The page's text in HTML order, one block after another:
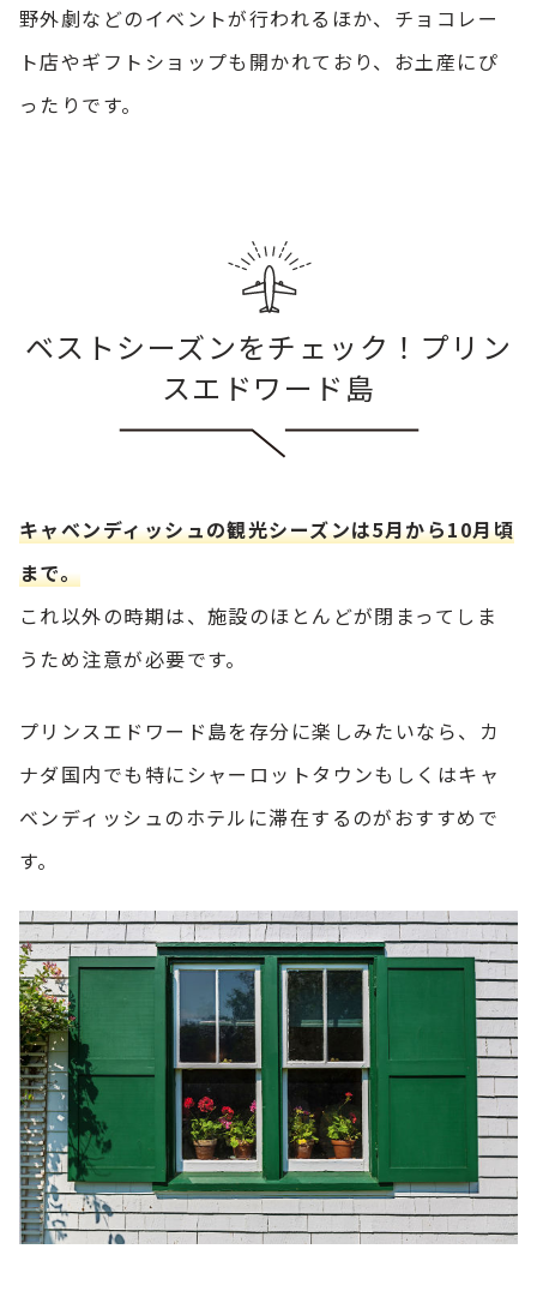
野外劇などのイベントが行われるほか、チョコレー
ト店やギフトショップも開かれており、お土産にぴ
ったりです。
ベストシーズンをチェック！プリン
スエドワード島
キャベンディッシュの観光シーズンは5月から10月頃
まで。
これ以外の時期は、施設のほとんどが閉まってしま
うため注意が必要です。
プリンスエドワード島を存分に楽しみたいなら、カ
ナダ国内でも特にシャーロットタウンもしくはキャ
ベンディッシュのホテルに滞在するのがおすすめで
す。